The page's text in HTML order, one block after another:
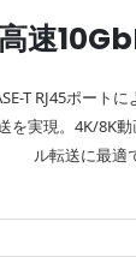
高速
T RJ45ポート
を実現。4K/8K
ル転送に最適